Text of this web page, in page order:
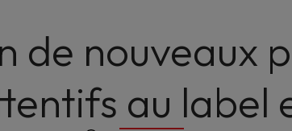
de nouveaux
au label